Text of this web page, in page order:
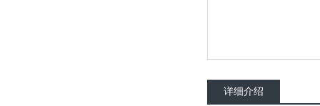
详细介绍